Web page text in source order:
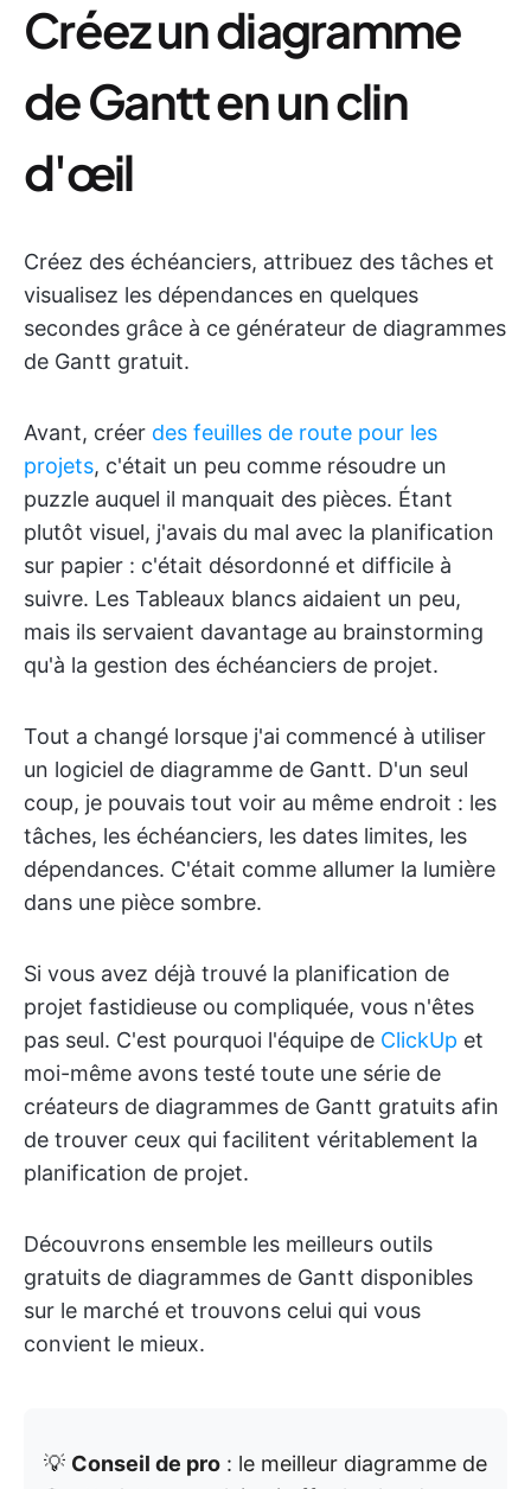
Créez un diagramme
de Gantt en un clin
d'œil
Créez des échéanciers, attribuez des tâches et
visualisez les dépendances en quelques
secondes grâce à ce générateur de diagrammes
de Gantt gratuit.
Avant, créer des feuilles de route pour les
projets, c'était un peu comme résoudre un
puzzle auquel il manquait des pièces. Étant
plutôt visuel, j'avais du mal avec la planification
sur papier : c'était désordonné et difficile à
suivre. Les Tableaux blancs aidaient un peu,
mais ils servaient davantage au brainstorming
qu'à la gestion des échéanciers de projet.
Tout a changé lorsque j'ai commencé à utiliser
un logiciel de diagramme de Gantt. D'un seul
coup, je pouvais tout voir au même endroit : les
tâches, les échéanciers, les dates limites, les
dépendances. C'était comme allumer la lumière
dans une pièce sombre.
Si vous avez déjà trouvé la planification de
projet fastidieuse ou compliquée, vous n'êtes
pas seul. C'est pourquoi l'équipe de ClickUp et
moi-même avons testé toute une série de
créateurs de diagrammes de Gantt gratuits afin
de trouver ceux qui facilitent véritablement la
planification de projet.
Découvrons ensemble les meilleurs outils
gratuits de diagrammes de Gantt disponibles
sur le marché et trouvons celui qui vous
convient le mieux.
💡 Conseil de pro : le meilleur diagramme de